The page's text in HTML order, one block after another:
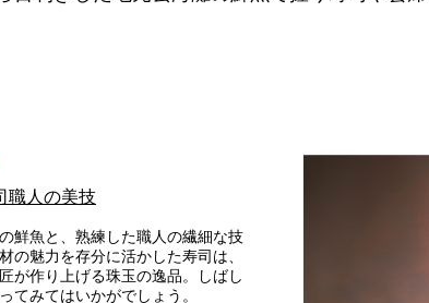
職人の美技
鮮魚と、熟練した職人の繊細な技
の魅力を存分に活かした寿司は、
が作り上げる珠玉の逸品。しばし
てみてはいかがでしょう。
インターネットにてレストランのお席の
ご予約を承っております